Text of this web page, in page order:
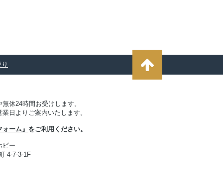
休24時間お受けします。
日よりご案内いたします。
ーム』 をご利用ください。
ビー
4-7-3-1F